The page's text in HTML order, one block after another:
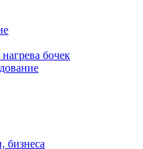
бочек
бизнеса